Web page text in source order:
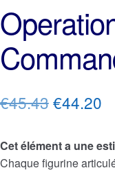
€45.43Le
initial
€44.20Le
Cet élément a une
Chaque figurine